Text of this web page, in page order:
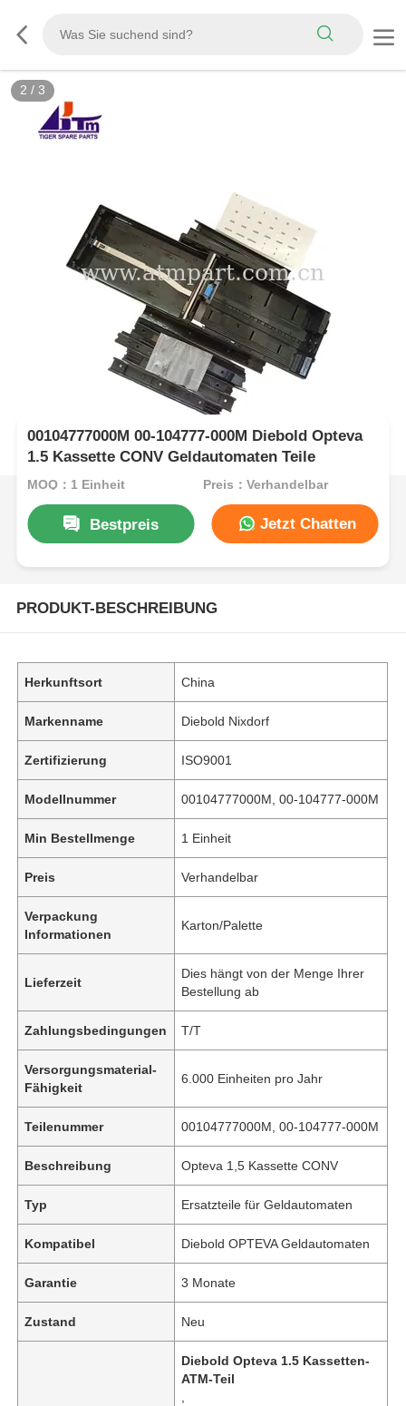
2 / 3
00104777000M 00-104777-000M Diebold Opteva
1.5 Kassette CONV Geldautomaten Teile
MOQ：1 Einheit Preis：Verhandelbar
Bestpreis Jetzt Chatten
PRODUKT-BESCHREIBUNG
Herkunftsort China
Markenname Diebold Nixdorf
Zertifizierung ISO9001
Modellnummer 00104777000M, 00-104777-000M
Min Bestellmenge 1 Einheit
Preis Verhandelbar
Verpackung
Informationen
Karton/Palette
Lieferzeit
Dies hängt von der Menge Ihrer
Bestellung ab
Zahlungsbedingungen T/T
Versorgungsmaterial-
Fähigkeit
6.000 Einheiten pro Jahr
Teilenummer 00104777000M, 00-104777-000M
Beschreibung Opteva 1,5 Kassette CONV
Typ Ersatzteile für Geldautomaten
Kompatibel Diebold OPTEVA Geldautomaten
Garantie 3 Monate
Zustand Neu
Diebold Opteva 1.5 Kassetten-
ATM-Teil